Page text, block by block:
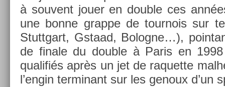
à souvent jouer en doub­le ces
une bonne grap­pe de tour­nois sur
Stuttgart, Gstaad, Bolog­ne…),
de fin­ale du doub­le à Paris en
qualifiés après un jet de raquet­te
l’engin ter­minant sur les genoux d’un